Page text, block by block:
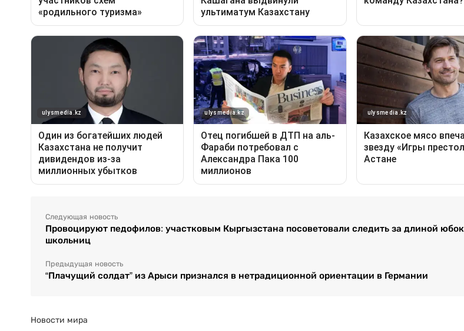
Следующая новость
Провоцируют педофилов: участковым Кыргызстана посоветовали следить за длиной юбок
школьниц
Предыдущая новость
“Плачущий солдат” из Арыси признался в нетрадиционной ориентации в Германии
Новости мира